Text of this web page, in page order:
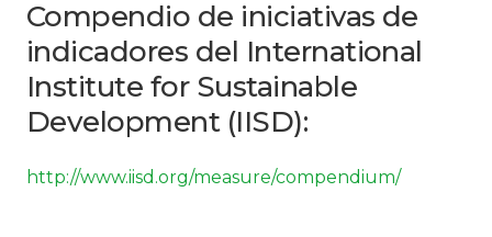
Compendio de iniciativas de
indicadores del International
Institute for Sustainable
Development (IISD):
http://www.iisd.org/measure/compendium/